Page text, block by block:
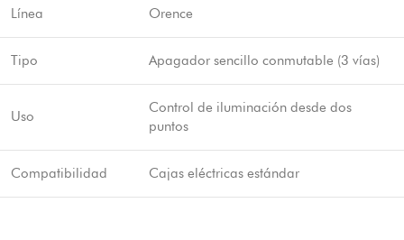
Línea Orence
Tipo Apagador sencillo conmutable (3 vías)
Uso
Control de iluminación desde dos
puntos
Compatibilidad Cajas eléctricas estándar